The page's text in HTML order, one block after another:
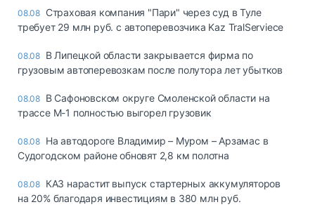
08.08 Страховая компания "Пари" через суд в Туле
требует 29 млн руб. с автоперевозчика Kaz TralServiece
08.08 В Липецкой области закрывается фирма по
грузовым автоперевозкам после полутора лет убытков
08.08 В Сафоновском округе Смоленской области на
трассе М-1 полностью выгорел грузовик
08.08 На автодороге Владимир – Муром – Арзамас в
Судогодском районе обновят 2,8 км полотна
08.08 КАЗ нарастит выпуск стартерных аккумуляторов
на 20% благодаря инвестициям в 380 млн руб.